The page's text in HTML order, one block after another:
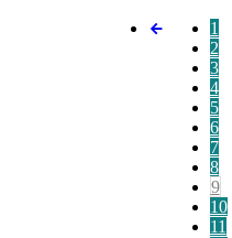
1
2
3
4
5
6
7
8
9
10
11